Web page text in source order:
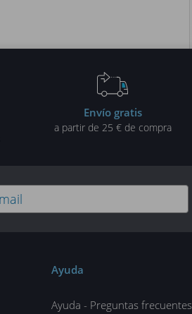
Envío gratis
a partir de 25 € de compra
Ayuda
Ayuda - Preguntas frecuentes